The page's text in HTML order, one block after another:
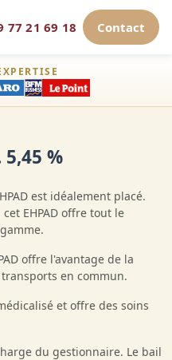
77 21 69 18 Contact
5,45 %
est idéalement placé.
EHPAD offre tout le
offre l'avantage de la
en commun.
et offre des soins
du gestionnaire. Le bail